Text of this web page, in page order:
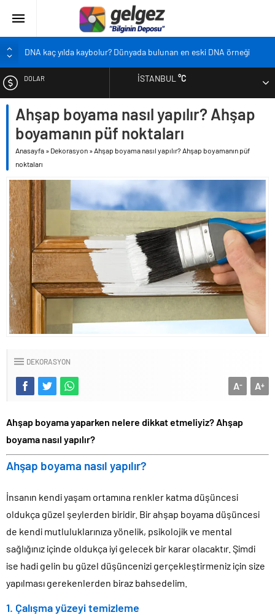
DNA kaç yılda kaybolur? Dünyada bulunan en eski DNA örneği
Pandemi bebekleri neden diğer bebeklerden farklı?
Siyah çay içmek ölüm riskini azaltıyor
Çocukların boyu artık önceden belirlenebilecek
DOLAR
EURO
ALTIN
İSTANBUL°C
Ahşap boyama nasıl yapılır? Ahşap
boyamanın püf noktaları
Anasayfa » Dekorasyon »Ahşap boyama nasıl yapılır? Ahşap boyamanın püf
noktaları
DEKORASYON
A+
A-
Ahşap boyama yaparken nelere dikkat etmeliyiz? Ahşap
boyama nasıl yapılır?
Ahşap boyama nasıl yapılır?
İnsanın kendi yaşam ortamına renkler katma düşüncesi
oldukça güzel şeylerden biridir. Bir ahşap boyama düşüncesi
de kendi mutluluklarınıza yönelik, psikolojik ve mental
sağlığınız içinde oldukça iyi gelecek bir karar olacaktır. Şimdi
ise hadi gelin bu güzel düşüncenizi gerçekleştirmeniz için size
yapılması gerekenlerden biraz bahsedelim.
1. Çalışma yüzeyi temizleme